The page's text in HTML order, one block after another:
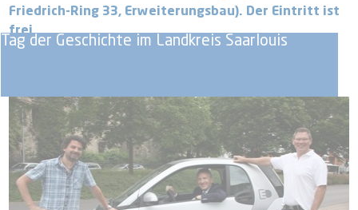
Tag der Geschichte im Landkreis Saarlouis
Friedrich-Ring 33, Erweiterungsbau). Der Eintritt ist
frei.